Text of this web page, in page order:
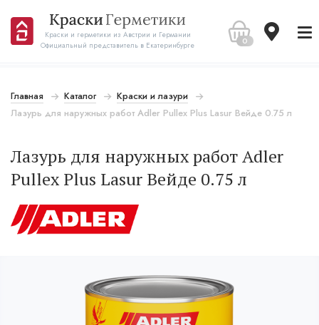
Краски и герметики из Австрии и Германии
Официальный представитель в Екатеринбурге
0
Главная Каталог
Краски и лазури
Лазурь для наружных работ Adler Pullex Plus Lasur Вейде 0.75 л
Лазурь для наружных работ Adler
Pullex Plus Lasur Вейде 0.75 л